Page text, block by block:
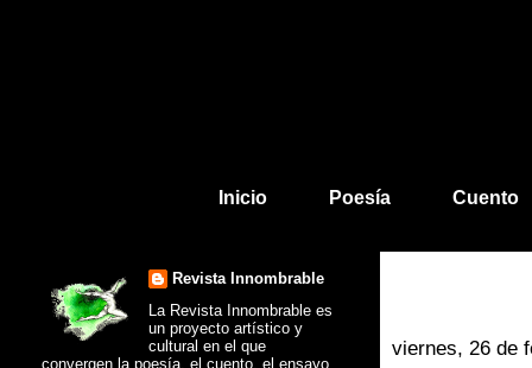
Inicio Poesía Cuento
viernes, 26 de
Revista Innombrable
La Revista Innombrable es
un proyecto artístico y
cultural en el que
convergen la poesía, el cuento, el ensayo